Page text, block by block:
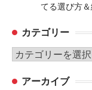
てる選び方
カテゴリー
カ
ゴ アーカイブ